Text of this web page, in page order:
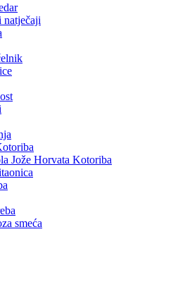
natječaji
Jože Horvata Kotoriba
smeća